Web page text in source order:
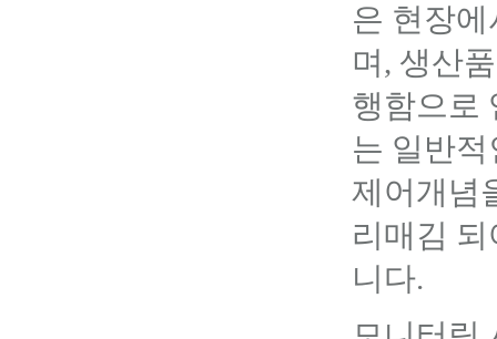
은 현장
며, 생산
행함으로
는 일반
제어개념
리매김
니다.